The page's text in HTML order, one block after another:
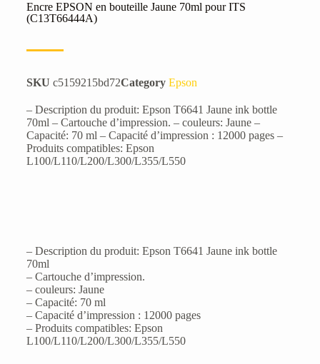
Encre EPSON en bouteille Jaune 70ml pour ITS
(C13T66444A)
SKU c5159215bd72Category Epson
– Description du produit: Epson T6641 Jaune ink bottle
70ml – Cartouche d’impression. – couleurs: Jaune –
Capacité: 70 ml – Capacité d’impression : 12000 pages –
Produits compatibles: Epson
L100/L110/L200/L300/L355/L550
– Description du produit: Epson T6641 Jaune ink bottle
70ml
– Cartouche d’impression.
– couleurs: Jaune
– Capacité: 70 ml
– Capacité d’impression : 12000 pages
– Produits compatibles: Epson
L100/L110/L200/L300/L355/L550